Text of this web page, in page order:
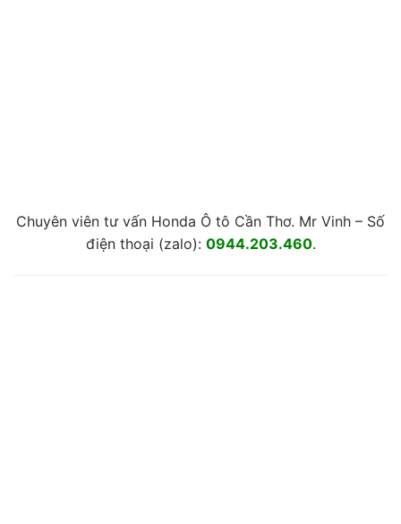
Chuyên viên tư vấn Honda Ô tô Cần Thơ. Mr Vinh – Số
điện thoại (zalo): 0944.203.460.